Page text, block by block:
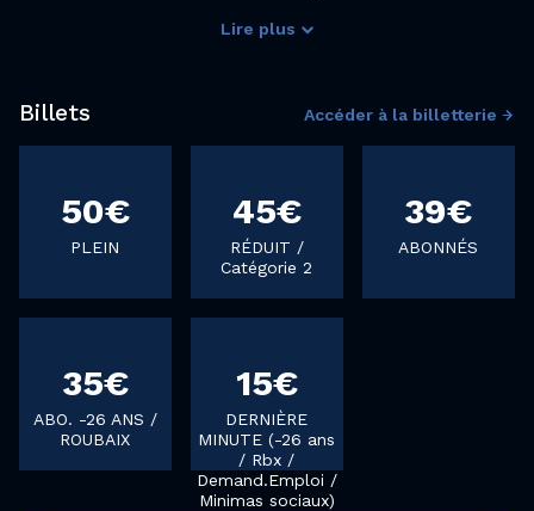
Lire plus
Billets Accéder à la billetterie
50€
PLEIN
45€
RÉDUIT /
Catégorie 2
39€
ABONNÉS
35€
ABO. -26 ANS /
ROUBAIX
15€
DERNIÈRE
MINUTE (-26 ans
/ Rbx /
Demand.Emploi /
Minimas sociaux)